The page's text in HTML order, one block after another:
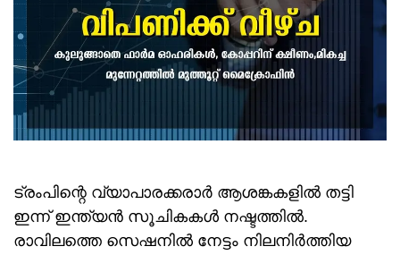
ട്രംപിന്റെ വ്യാപാരക്കരാര്‍ ആശങ്കകളില്‍ തട്ടി
ഇന്ന് ഇന്ത്യന്‍ സൂചികകള്‍ നഷ്ടത്തില്‍.
രാവിലത്തെ സെഷനില്‍ നേട്ടം നിലനിര്‍ത്തിയ